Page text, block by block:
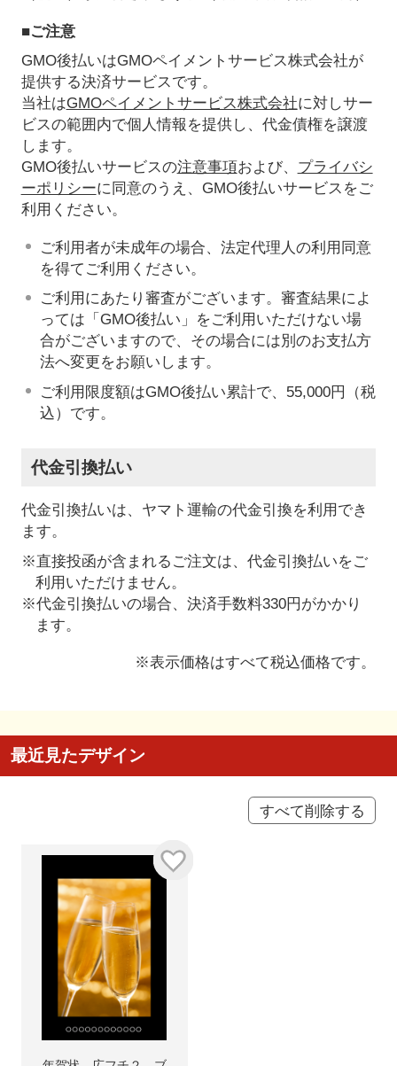
■ご注意
GMO後払いはGMOペイメントサービス株式会社が
提供する決済サービスです。
当社はGMOペイメントサービス株式会社に対しサー
ビスの範囲内で個人情報を提供し、代金債権を譲渡
します。
GMO後払いサービスの注意事項および、 プライバシ
ーポリシーに同意のうえ、GMO後払いサービスをご
利用ください。
ご利用者が未成年の場合、法定代理人の利用同意
を得てご利用ください。
ご利用にあたり審査がございます。審査結果によ
っては「GMO後払い」をご利用いただけない場
合がございますので、その場合には別のお支払方
法へ変更をお願いします。
ご利用限度額はGMO後払い累計で、55,000円（税
込）です。
代金引換払い
代金引換払いは、ヤマト運輸の代金引換を利用でき
ます。
※直接投函が含まれるご注文は、代金引換払いをご
利用いただけません。
※代金引換払いの場合、決済手数料330円がかかり
ます。
※表示価格はすべて税込価格です。
最近見たデザイン
すべて削除する